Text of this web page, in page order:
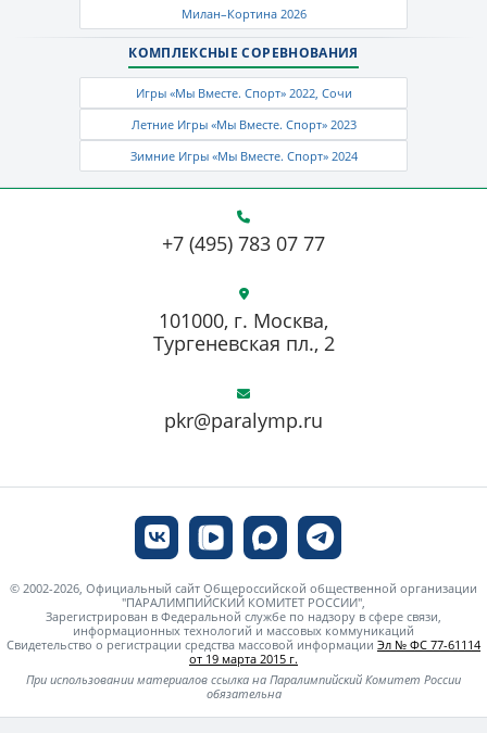
Милан–Кортина 2026
КОМПЛЕКСНЫЕ СОРЕВНОВАНИЯ
Игры «Мы Вместе. Спорт» 2022, Сочи
Летние Игры «Мы Вместе. Спорт» 2023
Зимние Игры «Мы Вместе. Спорт» 2024
+7 (495) 783 07 77
pkr@paralymp.ru
101000, г. Москва,
Тургеневская пл., 2
© 2002-2026, Официальный сайт Общероссийской общественной организации
"ПАРАЛИМПИЙСКИЙ КОМИТЕТ РОССИИ",
Зарегистрирован в Федеральной службе по надзору в сфере связи,
информационных технологий и массовых коммуникаций
Свидетельство о регистрации средства массовой информации Эл № ФС 77-61114
от 19 марта 2015 г.
При использовании материалов ссылка на Паралимпийский Комитет России
обязательна